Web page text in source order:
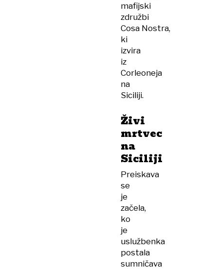
mafijski
združbi
Cosa Nostra,
ki
izvira
iz
Corleoneja
na
Siciliji.
Živi
mrtvec
na
Siciliji
Preiskava
se
je
začela,
ko
je
uslužbenka
postala
sumničava